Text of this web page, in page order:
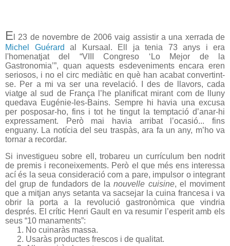
E l 23 de novembre de 2006 vaig assistir a una xerrada de
Michel Guérard al Kursaal. Ell ja tenia 73 anys i era
l'homenatjat del “VIII Congreso ‘Lo Mejor de la
Gastronomia’”, quan aquests esdeveniments encara eren
seriosos, i no el circ mediàtic en què han acabat convertint-
se. Per a mi va ser una revelació. I des de llavors, cada
viatge al sud de França l’he planificat mirant com de lluny
quedava Eugénie-les-Bains. Sempre hi havia una excusa
per posposar-ho, fins i tot he tingut la temptació d’anar-hi
expressament. Però mai havia arribat l’ocasió... fins
enguany. La notícia del seu traspàs, ara fa un any, m’ho va
tornar a recordar.
Si investigueu sobre ell, trobareu un currículum ben nodrit
de premis i reconeixements. Però el que més ens interessa
ací és la seua consideració com a pare, impulsor o integrant
del grup de fundadors de lanouvelle cuisine, el moviment
que a mitjan anys setanta va sacsejar la cuina francesa i va
obrir la porta a la revolució gastronòmica que vindria
després. El crític Henri Gault en va resumir l’esperit amb els
seus “10 manaments”:
No cuinaràs massa.
Usaràs productes frescos i de qualitat.